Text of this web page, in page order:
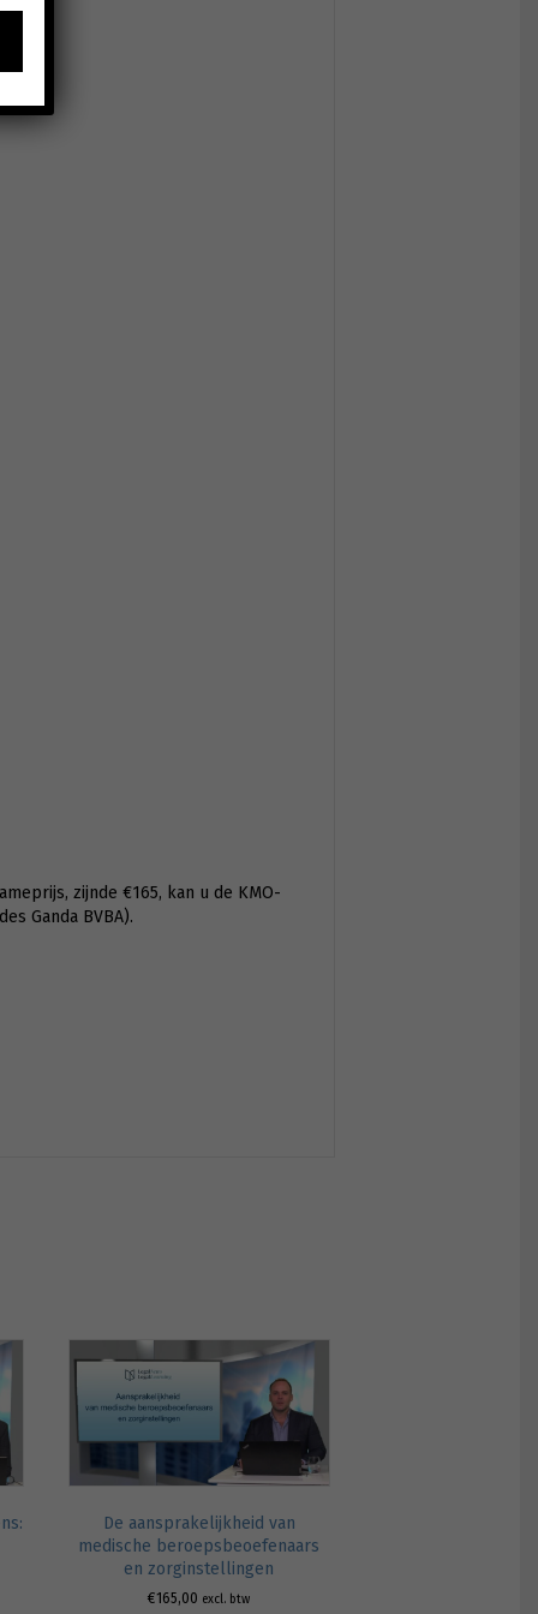
zijnde €165, kan u de KMO-
Ganda BVBA).
De aansprakelijkheid van
medische beroepsbeoefenaars
en zorginstellingen
€165,00 excl. btw